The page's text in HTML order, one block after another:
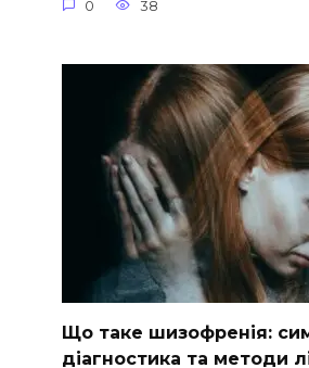
0 38
Що таке шизофренія:
діагностика та методи